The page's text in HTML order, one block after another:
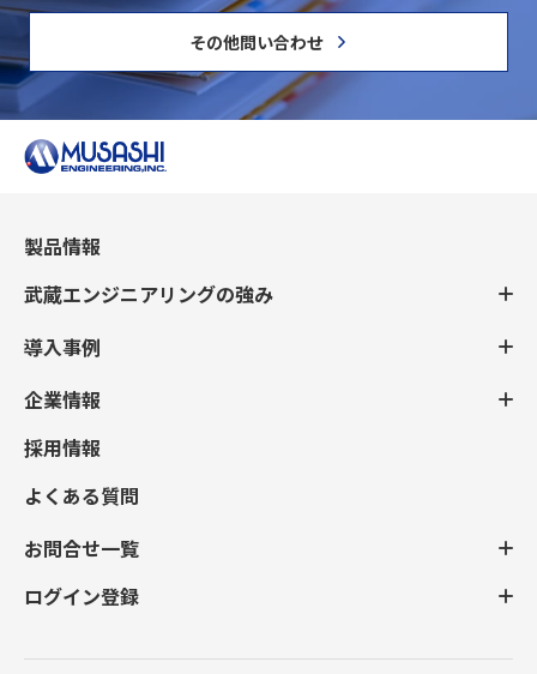
その他問い合わせ
製品情報
武蔵エンジニアリングの強み
導入事例
企業情報
採用情報
よくある質問
お問合せ一覧
ログイン登録